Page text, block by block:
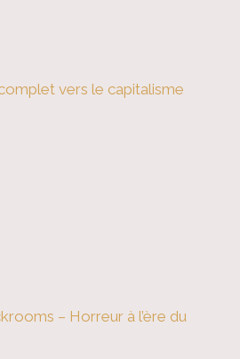
vers le capitalisme
– Horreur à l’ère du